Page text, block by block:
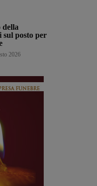
della
sul posto per
2026